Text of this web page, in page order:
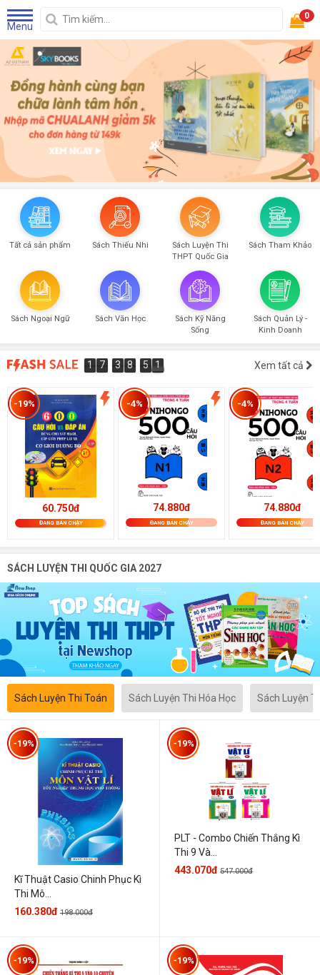
Menu
0
Tất cả sản phẩm Sách Thiếu Nhi
Sách Luyện Thi
THPT Quốc Gia
Sách Tham Khảo
Sách Ngoại Ngữ Sách Văn Học
Sách Kỹ Năng
Sống
Sách Quản Lý -
Kinh Doanh
11 7
7 3
3 8
9
8 5
0
5 1
2
1 Xem tất cả
-19%
60.750đ
ĐANG BÁN CHẠY
-4%
74.880đ
ĐANG BÁN CHẠY
-4%
74.880đ
ĐANG BÁN CHẠY
SÁCH LUYỆN THI QUỐC GIA 2027
Sách Luyện Thi Toán Sách Luyện Thi Hóa Học Sách Luyện
Kĩ Thuật Casio Chinh Phục Kì
Thi Mô...
-19%
160.380đ 198.000đ
PLT - Combo Chiến Thắng Kì
Thi 9 Và...
-19%
443.070đ 547.000đ
-19% -19%